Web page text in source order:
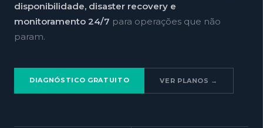
disponibilidade, disaster recovery e
monitoramento 24/7 para operações que não
param.
DIAGNÓSTICO GRATUITO VER PLANOS →